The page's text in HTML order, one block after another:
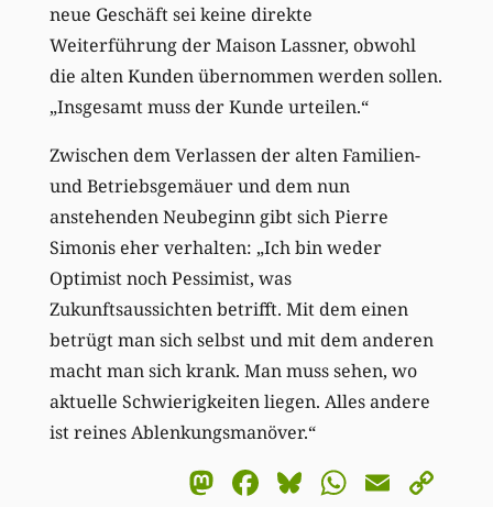
neue Geschäft sei keine direkte
Weiterführung der Maison Lassner, obwohl
die alten Kunden übernommen werden sollen.
„Insgesamt muss der Kunde urteilen.“
Zwischen dem Verlassen der alten Familien-
und Betriebsgemäuer und dem nun
anstehenden Neubeginn gibt sich Pierre
Simonis eher verhalten: „Ich bin weder
Optimist noch Pessimist, was
Zukunftsaussichten betrifft. Mit dem einen
betrügt man sich selbst und mit dem anderen
macht man sich krank. Man muss sehen, wo
aktuelle Schwierigkeiten liegen. Alles andere
ist reines Ablenkungsmanöver.“
Mastodon
Facebook
BlueskyEmail